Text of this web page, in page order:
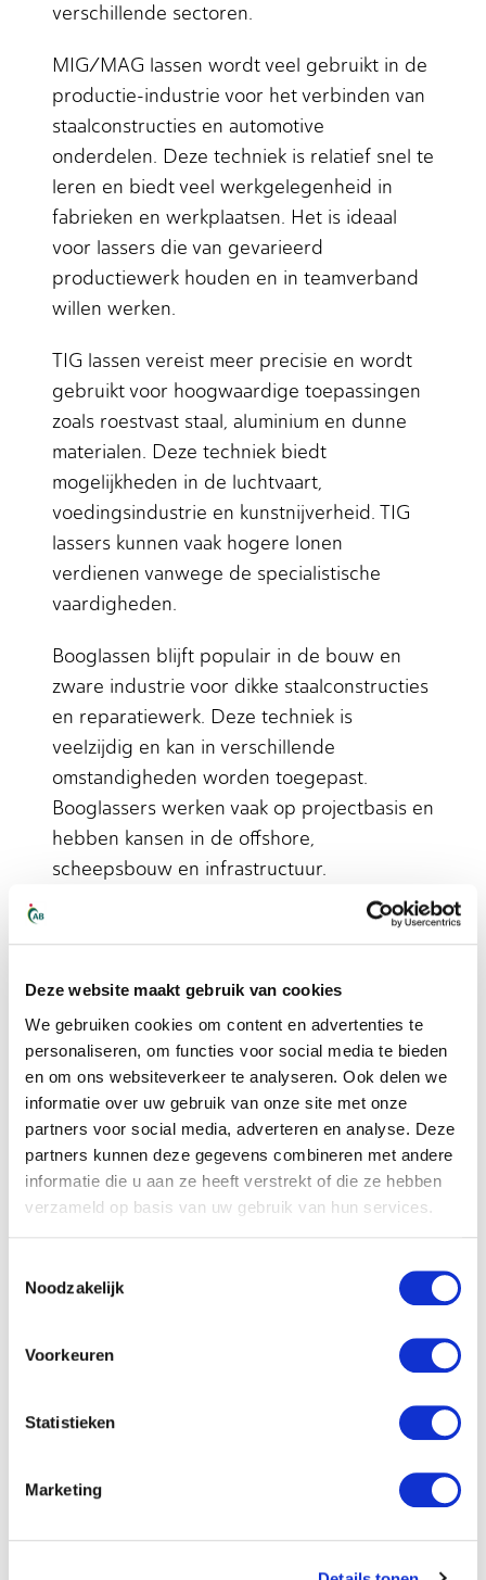
Deze website maakt gebruik van cookies
We gebruiken cookies om content en advertenties te
personaliseren, om functies voor social media te bieden
en om ons websiteverkeer te analyseren. Ook delen we
informatie over uw gebruik van onze site met onze
partners voor social media, adverteren en analyse. Deze
partners kunnen deze gegevens combineren met andere
informatie die u aan ze heeft verstrekt of die ze hebben
verzameld op basis van uw gebruik van hun services.
Noodzakelijk
Voorkeuren
Statistieken
Marketing
verschillende sectoren.
MIG/MAG lassen wordt veel gebruikt in de
productie-industrie voor het verbinden van
staalconstructies en automotive
onderdelen. Deze techniek is relatief snel te
leren en biedt veel werkgelegenheid in
fabrieken en werkplaatsen. Het is ideaal
voor lassers die van gevarieerd
productiewerk houden en in teamverband
willen werken.
TIG lassen vereist meer precisie en wordt
gebruikt voor hoogwaardige toepassingen
zoals roestvast staal, aluminium en dunne
materialen. Deze techniek biedt
mogelijkheden in de luchtvaart,
voedingsindustrie en kunstnijverheid. TIG
lassers kunnen vaak hogere lonen
verdienen vanwege de specialistische
vaardigheden.
Booglassen blijft populair in de bouw en
zware industrie voor dikke staalconstructies
en reparatiewerk. Deze techniek is
veelzijdig en kan in verschillende
omstandigheden worden toegepast.
Booglassers werken vaak op projectbasis en
hebben kansen in de offshore,
scheepsbouw en infrastructuur.
Hoe vind je betrouwbare
technische functies?
Betrouwbare uitzendbureaus voor
technische functies herken je aan
specialisatie in techniek, transparante
arbeidsvoorwaarden, en actieve
begeleiding bij carrièreontwikkeling. Zij
investeren in langdurige relaties met zowel
richten op technische sectoren en
waardevol zijn voor lassers. Deze bureaus
werken samen met opleidingsinstituten om
je vaardigheden up-to-date te houden.